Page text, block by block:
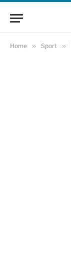
Home » Sport »